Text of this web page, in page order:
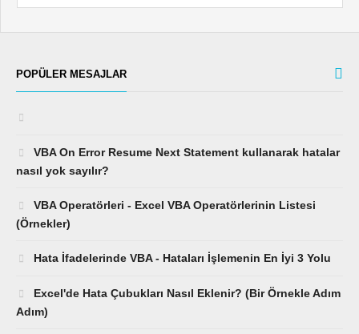
POPÜLER MESAJLAR
VBA On Error Resume Next Statement kullanarak hatalar
nasıl yok sayılır?
VBA Operatörleri - Excel VBA Operatörlerinin Listesi
(Örnekler)
Hata İfadelerinde VBA - Hataları İşlemenin En İyi 3 Yolu
Excel'de Hata Çubukları Nasıl Eklenir? (Bir Örnekle Adım
Adım)